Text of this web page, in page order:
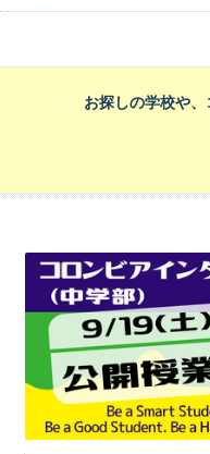
お探しの学校や、